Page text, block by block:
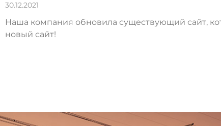
30.12.2021
Наша компания обновила существующий сайт,
новый сайт!